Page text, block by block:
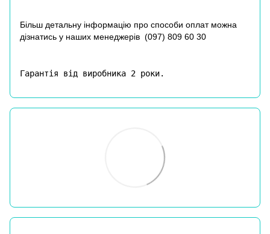
Більш детальну інформацію про способи оплат можна
дізнатись у наших менеджерів (097) 809 60 30
Гарантія від виробника 2 роки.